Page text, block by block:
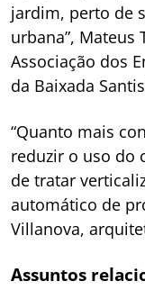
jardim, perto de
urbana”, Mateus
Associação dos
da Baixada
“Quanto mais
reduzir o uso do
de tratar
automático de
Villanova,
Assuntos